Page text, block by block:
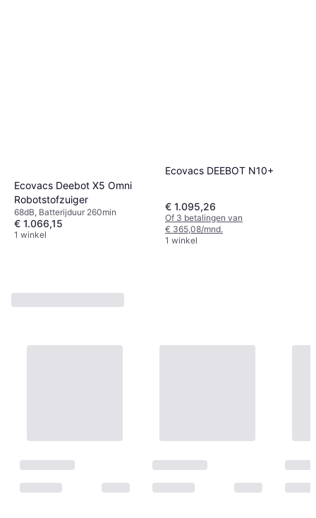
Ecovacs Deebot X5 Omni
Robotstofzuiger
68dB, Batterijduur 260min
€ 1.066,15
1 winkel
Ecovacs DEEBOT N10+
€ 1.095,26
Of 3 betalingen van
€ 365,08/mnd.
1 winkel